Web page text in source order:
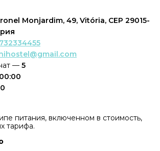
Monjardim, 49, Vitória, CEP 29015-
— 5
питания, включенном в стоимость,
тарифа.